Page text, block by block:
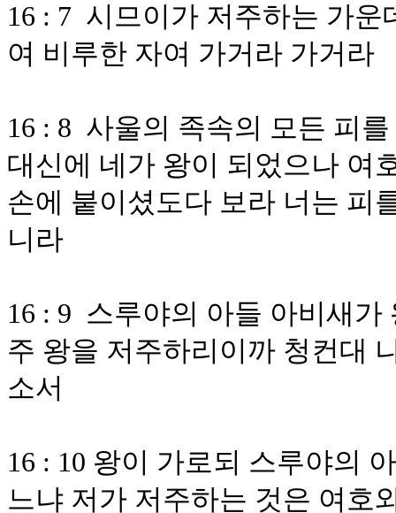
16 : 7 시므이가 저주하는 가
여 비루한 자여 가거라 가거라
16 : 8 사울의 족속의 모든 피
대신에 네가 왕이 되었으나 여
손에 붙이셨도다 보라 너는 피
니라
16 : 9 스루야의 아들 아비새
주 왕을 저주하리이까 청컨대
소서
16 : 10 왕이 가로되 스루야의
느냐 저가 저주하는 것은 여호